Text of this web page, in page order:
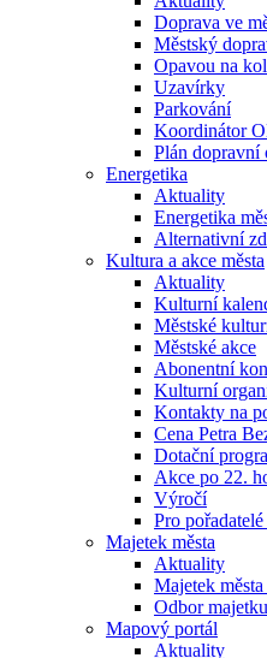
Doprava ve
Městský
Opavou na
Uzavírky
Parkování
Koordinátor
Plán dopravní
Energetika
Aktuality
Energetika
Alternativní
Kultura a akce města
Aktuality
Kulturní
Městské
Městské akce
Abonentní
Kulturní
Kontakty na
Cena Petra
Dotační
Akce po 22.
Výročí
Pro
Majetek města
Aktuality
Majetek
Odbor
Mapový portál
Aktuality